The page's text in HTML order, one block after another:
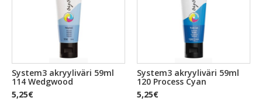
System3 akryyliväri 59ml
114 Wedgwood
5,25€
System3 akryyliväri 59ml
120 Process Cyan
5,25€